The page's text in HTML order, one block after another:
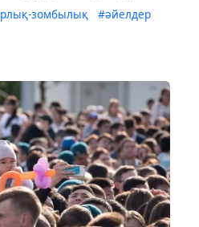
зомбылық
#әйелдер